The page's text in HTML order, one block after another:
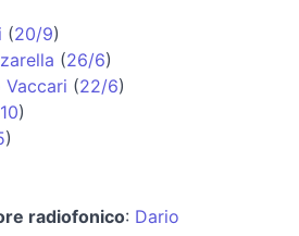
(20/9)
(26/6)
Vaccari (22/6)
)
)
radiofonico: Dario